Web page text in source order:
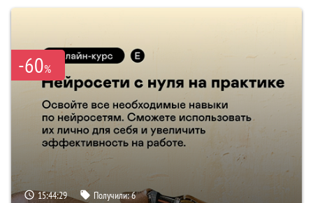
-60%
15:44:29 Получили:6